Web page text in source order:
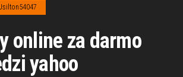
online za darmo
yahoo